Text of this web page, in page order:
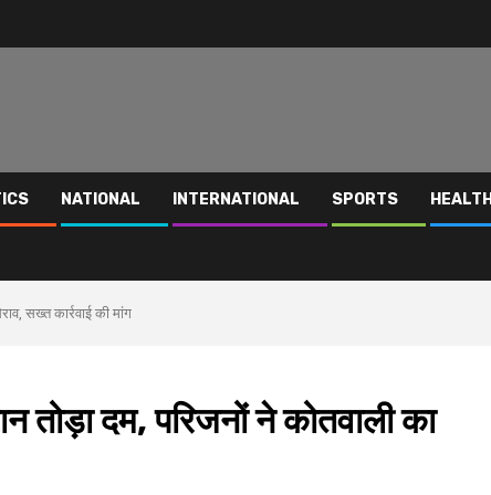
NATIONAL INTERNATIONAL SPORTS HEALTH
सख्त कार्रवाई की मांग
तोड़ा दम, परिजनों ने कोतवाली का